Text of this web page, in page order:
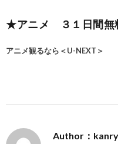
★アニメ ３１日間無
アニメ観るなら＜U-NEXT＞
Author：